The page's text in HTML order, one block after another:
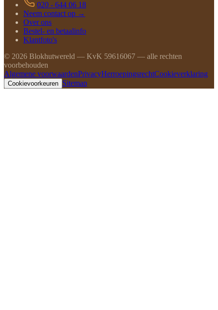
020 - 644 06 18
Neem contact op →
Over ons
Bestel- en betaalinfo
Klantfoto's
© 2026 Blokhutwereld — KvK 59616067 — alle rechten
voorbehouden
Algemene voorwaardenPrivacyHerroepingsrechtCookieverklaring
Cookievoorkeuren Sitemap